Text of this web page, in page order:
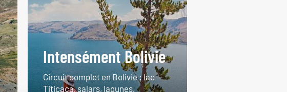
Intensément Bolivie
Circuit complet en Bolivie : lac
Titicaca, salars, lagunes,